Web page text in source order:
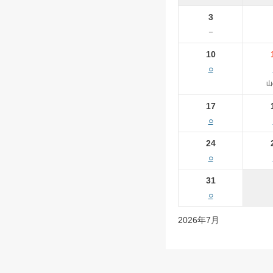
3
－
10
○
17
○
24
○
31
○
2026年7月